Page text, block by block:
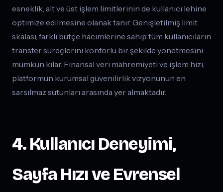
esneklik, alt ve üst işlem limitlerinin de kullanıcı lehine
optimize edilmesine olanak tanır. Genişletilmiş limit
skalası, farklı bütçe hacimlerine sahip tüm kullanıcıların
transfer süreçlerini konforlu bir şekilde yönetmesini
mümkün kılar. Finansal veri mahremiyeti ve işlem hızı,
platformun kurumsal güvenilirlik vizyonunun en
sarsılmaz sütunları arasında yer almaktadır.
4. Kullanıcı Deneyimi,
Sayfa Hızı ve Evrensel